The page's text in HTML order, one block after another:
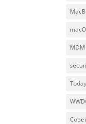
MDM